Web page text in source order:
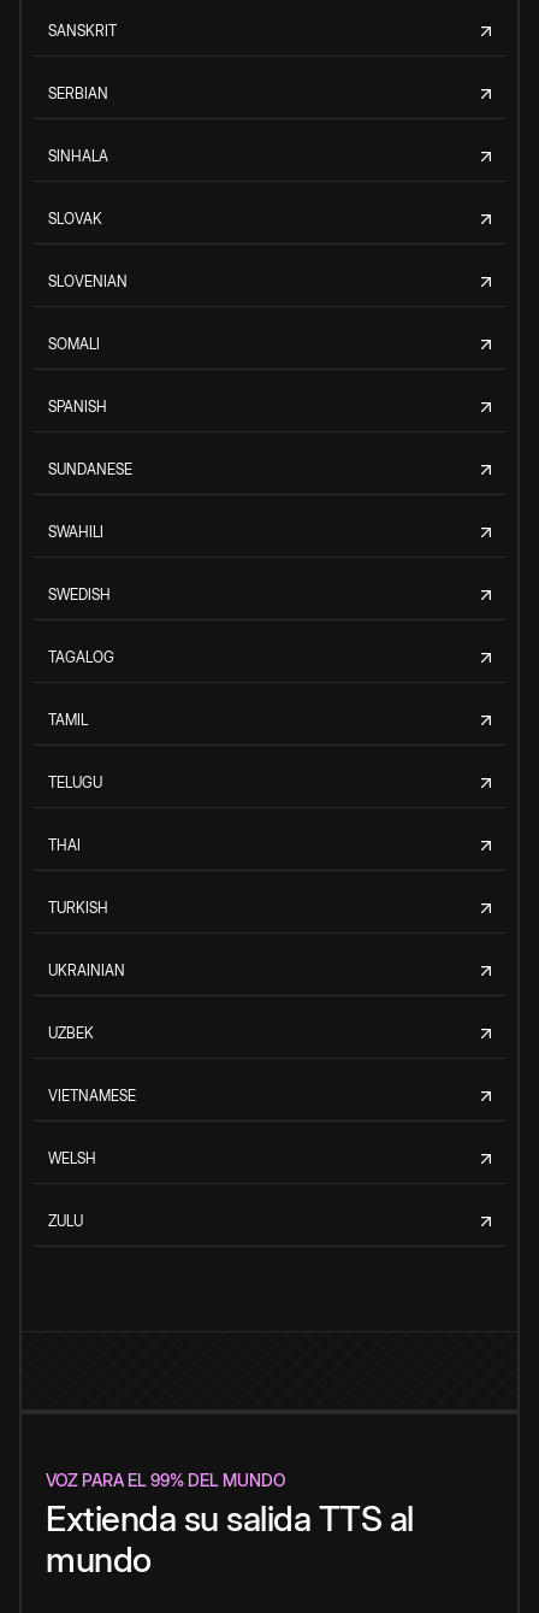
SANSKRIT
SERBIAN
SINHALA
SLOVAK
SLOVENIAN
SOMALI
SPANISH
SUNDANESE
SWAHILI
SWEDISH
TAGALOG
TAMIL
TELUGU
THAI
TURKISH
UKRAINIAN
UZBEK
VIETNAMESE
WELSH
ZULU
VOZ PARA EL 99% DEL MUNDO
Extienda su salida TTS al
mundo